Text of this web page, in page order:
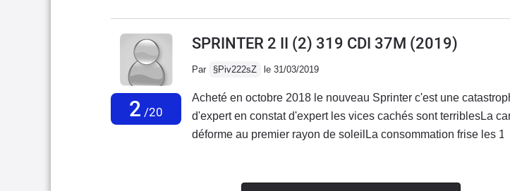
de fiabilité.Fini le temps des bonnes mercos,enseigne à oublier
!!!!!
2 /20
SPRINTER 2 II (2) 319 CDI 37M (2019)
Par §Piv222sZ le 31/03/2019
Acheté en octobre 2018 le nouveau Sprinter c'est une
d'expert en constat d'expert les vices cachés sont terriblesLa
déforme au premier rayon de soleilLa consommation frise les